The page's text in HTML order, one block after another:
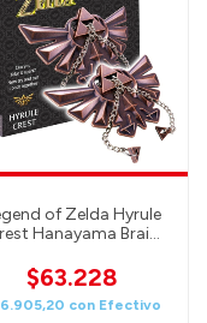
of Zelda Hyrule
Hanayama Brain
$63.228
con Efectivo